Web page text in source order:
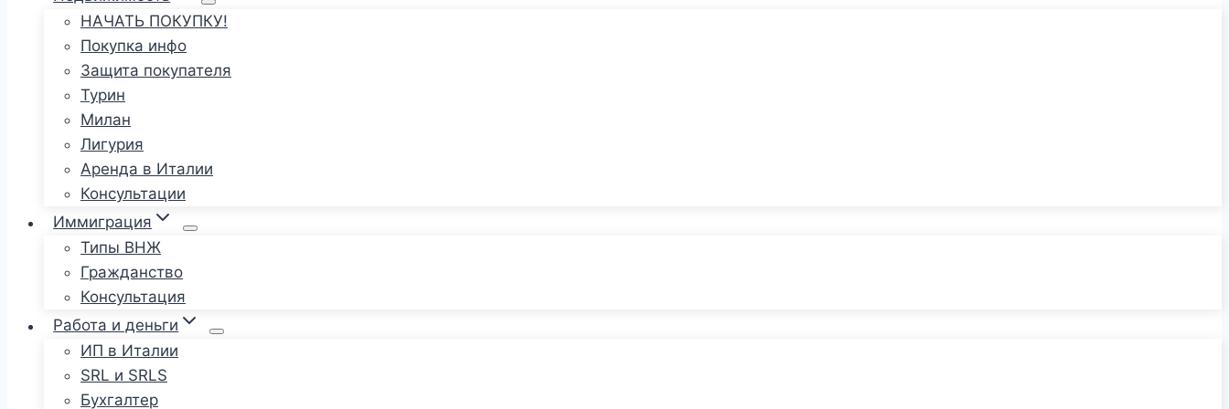
НАЧАТЬ ПОКУПКУ!
Покупка инфо
Защита покупателя
Турин
Милан
Лигурия
Аренда в Италии
Консультации
Иммиграция
Типы ВНЖ
Гражданство
Консультация
Работа и деньги
ИП в Италии
SRL и SRLS
Бухгалтер